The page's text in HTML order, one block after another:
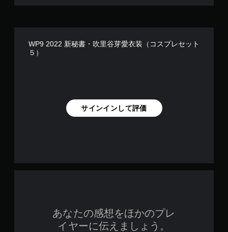
WP9 2022 新秘書・吹里谷芽愛衣装（コスプレセット
５）
サインインして評価
あなたの感想をほかのプレ
イヤーに伝えましょう。